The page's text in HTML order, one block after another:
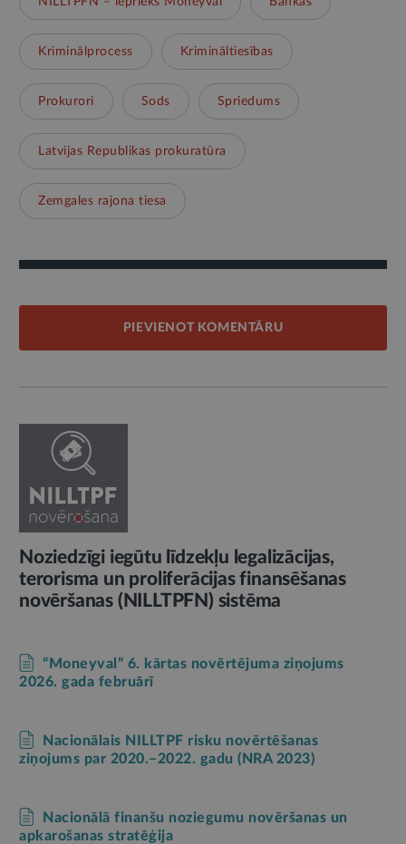
Kriminālprocess Krimināltiesības
Prokurori Sods Spriedums
Latvijas Republikas prokuratūra
Zemgales rajona tiesa
PIEVIENOT KOMENTĀRU
Noziedzīgi iegūtu līdzekļu legalizācijas,
terorisma un proliferācijas finansēšanas
novēršanas (NILLTPFN) sistēma
“Moneyval” 6. kārtas novērtējuma ziņojums
2026. gada februārī
Nacionālais NILLTPF risku novērtēšanas
ziņojums par 2020.–2022. gadu (NRA 2023)
Nacionālā finanšu noziegumu novēršanas un
apkarošanas stratēģija